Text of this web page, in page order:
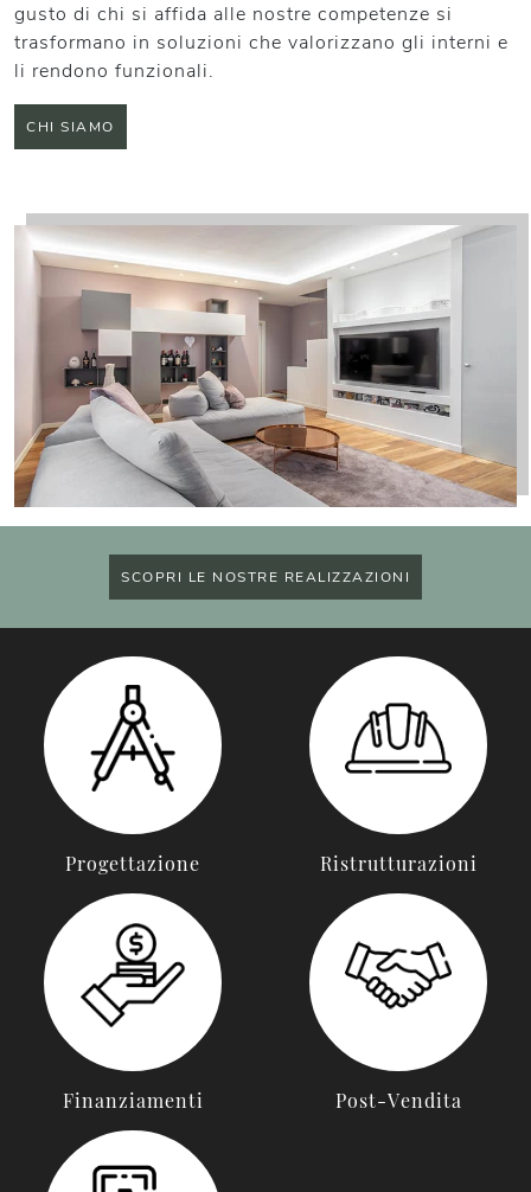
gusto di chi si affida alle nostre competenze si
trasformano in soluzioni che valorizzano gli interni e
li rendono funzionali.
CHI SIAMO
SCOPRI LE NOSTRE REALIZZAZIONI
Progettazione Ristrutturazioni
Finanziamenti Post-Vendita